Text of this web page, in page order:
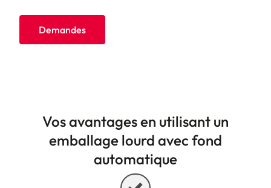
Demandes
Vos avantages en utilisant un
emballage lourd avec fond
automatique